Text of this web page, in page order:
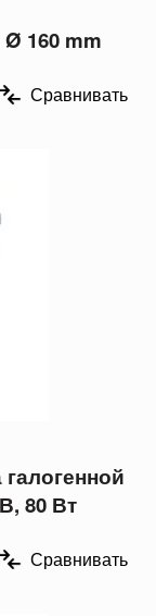
160 mm
Сравнивать
80 Вт
Сравнивать